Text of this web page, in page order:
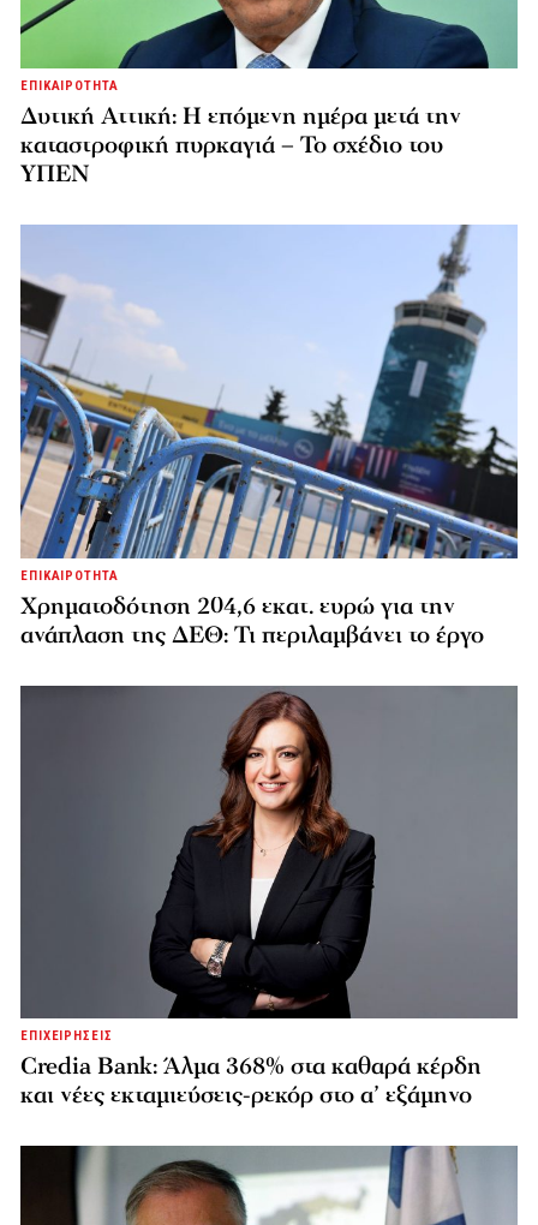
ΕΠΙΚΑΙΡΟΤΗΤΑ
Δυτική Αττική: Η επόμενη ημέρα μετά την
καταστροφική πυρκαγιά – Το σχέδιο του
ΥΠΕΝ
ΕΠΙΚΑΙΡΟΤΗΤΑ
Χρηματοδότηση 204,6 εκατ. ευρώ για την
ανάπλαση της ΔΕΘ: Τι περιλαμβάνει το έργο
ΕΠΙΧΕΙΡΗΣΕΙΣ
Credia Bank: Άλμα 368% στα καθαρά κέρδη
και νέες εκταμιεύσεις-ρεκόρ στο α’ εξάμηνο